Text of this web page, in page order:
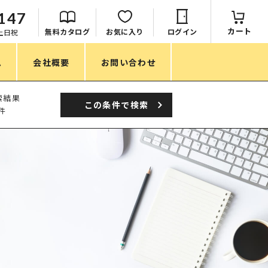
日祝 無料カタログ お気に入り ログイン カート
会社概要 お問い合わせ
サステナブル・環境配慮ノベルティ
結果
この条件で検索